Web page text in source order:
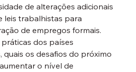
de alterações adicionais
leis trabalhistas para
de empregos formais.
dos países
quais os desafios do próximo
o nível de